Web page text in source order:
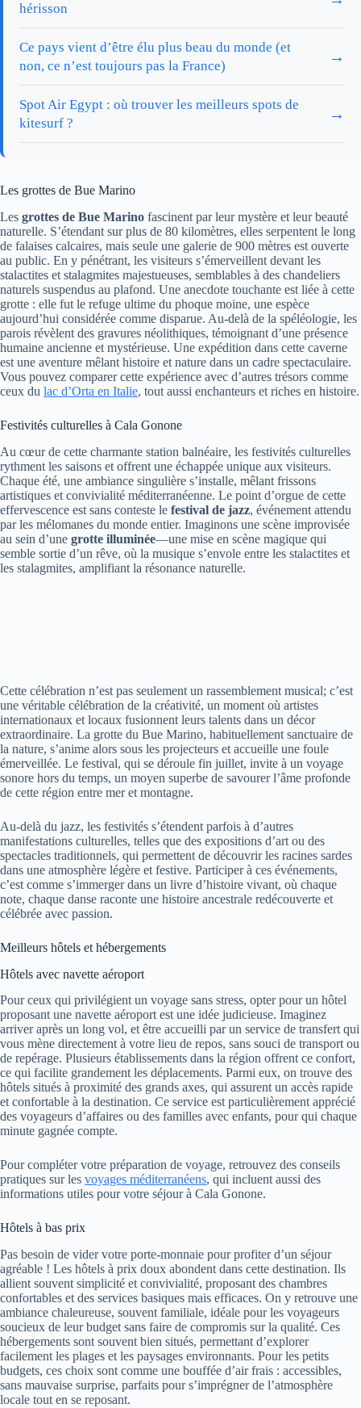
hérisson
Ce pays vient d’être élu plus beau du monde (et
non, ce n’est toujours pas la France)
→
Spot Air Egypt : où trouver les meilleurs spots de
kitesurf ?
→
Les grottes de Bue Marino
Les grottes de Bue Marino fascinent par leur mystère et leur beauté
naturelle. S’étendant sur plus de 80 kilomètres, elles serpentent le long
de falaises calcaires, mais seule une galerie de 900 mètres est ouverte
au public. En y pénétrant, les visiteurs s’émerveillent devant les
stalactites et stalagmites majestueuses, semblables à des chandeliers
naturels suspendus au plafond. Une anecdote touchante est liée à cette
grotte : elle fut le refuge ultime du phoque moine, une espèce
aujourd’hui considérée comme disparue. Au-delà de la spéléologie, les
parois révèlent des gravures néolithiques, témoignant d’une présence
humaine ancienne et mystérieuse. Une expédition dans cette caverne
est une aventure mêlant histoire et nature dans un cadre spectaculaire.
Vous pouvez comparer cette expérience avec d’autres trésors comme
ceux du lac d’Orta en Italie, tout aussi enchanteurs et riches en histoire.
Festivités culturelles à Cala Gonone
Au cœur de cette charmante station balnéaire, les festivités culturelles
rythment les saisons et offrent une échappée unique aux visiteurs.
Chaque été, une ambiance singulière s’installe, mêlant frissons
artistiques et convivialité méditerranéenne. Le point d’orgue de cette
effervescence est sans conteste le festival de jazz, événement attendu
par les mélomanes du monde entier. Imaginons une scène improvisée
au sein d’une grotte illuminée—une mise en scène magique qui
semble sortie d’un rêve, où la musique s’envole entre les stalactites et
les stalagmites, amplifiant la résonance naturelle.
Cette célébration n’est pas seulement un rassemblement musical; c’est
une véritable célébration de la créativité, un moment où artistes
internationaux et locaux fusionnent leurs talents dans un décor
extraordinaire. La grotte du Bue Marino, habituellement sanctuaire de
la nature, s’anime alors sous les projecteurs et accueille une foule
émerveillée. Le festival, qui se déroule fin juillet, invite à un voyage
sonore hors du temps, un moyen superbe de savourer l’âme profonde
de cette région entre mer et montagne.
Au-delà du jazz, les festivités s’étendent parfois à d’autres
manifestations culturelles, telles que des expositions d’art ou des
spectacles traditionnels, qui permettent de découvrir les racines sardes
dans une atmosphère légère et festive. Participer à ces événements,
c’est comme s’immerger dans un livre d’histoire vivant, où chaque
note, chaque danse raconte une histoire ancestrale redécouverte et
célébrée avec passion.
Meilleurs hôtels et hébergements
Hôtels avec navette aéroport
Pour ceux qui privilégient un voyage sans stress, opter pour un hôtel
proposant une navette aéroport est une idée judicieuse. Imaginez
arriver après un long vol, et être accueilli par un service de transfert qui
vous mène directement à votre lieu de repos, sans souci de transport ou
de repérage. Plusieurs établissements dans la région offrent ce confort,
ce qui facilite grandement les déplacements. Parmi eux, on trouve des
hôtels situés à proximité des grands axes, qui assurent un accès rapide
et confortable à la destination. Ce service est particulièrement apprécié
des voyageurs d’affaires ou des familles avec enfants, pour qui chaque
minute gagnée compte.
Pour compléter votre préparation de voyage, retrouvez des conseils
pratiques sur les voyages méditerranéens, qui incluent aussi des
informations utiles pour votre séjour à Cala Gonone.
Hôtels à bas prix
Pas besoin de vider votre porte-monnaie pour profiter d’un séjour
agréable ! Les hôtels à prix doux abondent dans cette destination. Ils
allient souvent simplicité et convivialité, proposant des chambres
confortables et des services basiques mais efficaces. On y retrouve une
ambiance chaleureuse, souvent familiale, idéale pour les voyageurs
soucieux de leur budget sans faire de compromis sur la qualité. Ces
hébergements sont souvent bien situés, permettant d’explorer
facilement les plages et les paysages environnants. Pour les petits
budgets, ces choix sont comme une bouffée d’air frais : accessibles,
sans mauvaise surprise, parfaits pour s’imprégner de l’atmosphère
locale tout en se reposant.